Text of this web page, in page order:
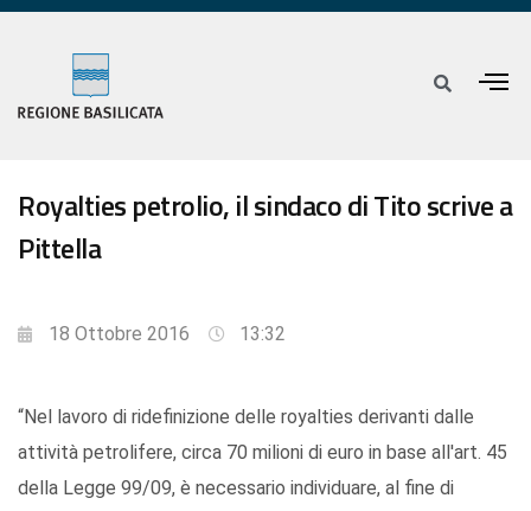
Royalties petrolio, il sindaco di Tito scrive a
Pittella
18 Ottobre 2016 13:32
“Nel lavoro di ridefinizione delle royalties derivanti dalle
attività petrolifere, circa 70 milioni di euro in base all'art. 45
della Legge 99/09, è necessario individuare, al fine di